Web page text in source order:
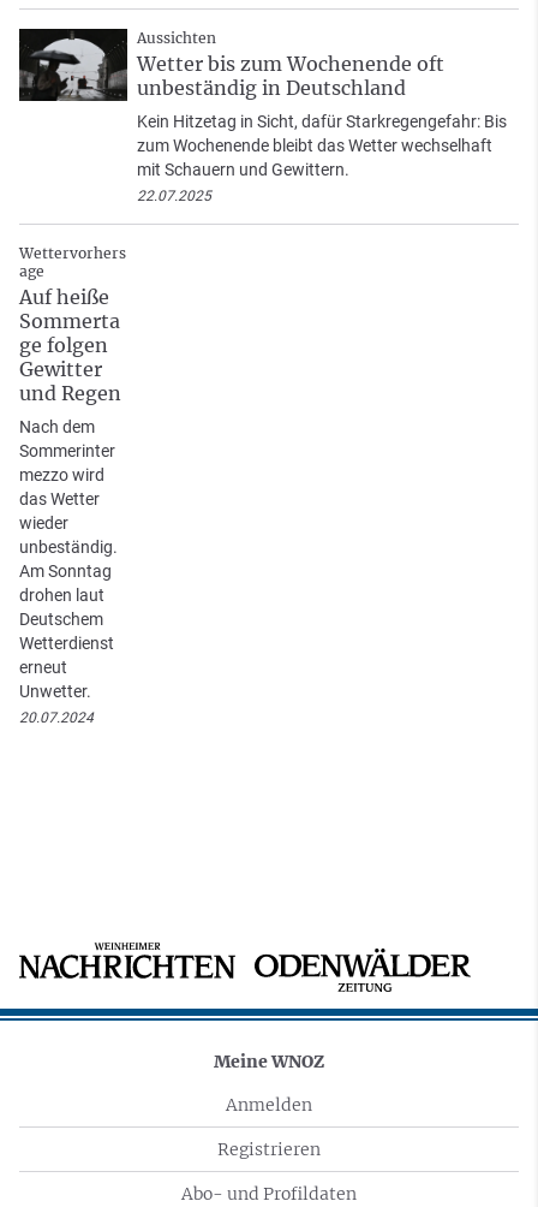
Aussichten
Wetter bis zum Wochenende oft
unbeständig in Deutschland
Kein Hitzetag in Sicht, dafür Starkregengefahr: Bis
zum Wochenende bleibt das Wetter wechselhaft
mit Schauern und Gewittern.
22.07.2025
Wettervorhers
age
Auf heiße
Sommerta
ge folgen
Gewitter
und Regen
Nach dem
Sommerinter
mezzo wird
das Wetter
wieder
unbeständig.
Am Sonntag
drohen laut
Deutschem
Wetterdienst
erneut
Unwetter.
20.07.2024
Meine WNOZ
Anmelden
Registrieren
Abo- und Profildaten